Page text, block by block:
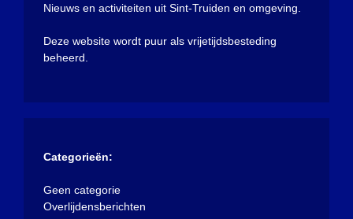
Nieuws en activiteiten uit Sint-Truiden en omgeving.
Deze website wordt puur als vrijetijdsbesteding
beheerd.
Categorieën:
Geen categorie
Overlijdensberichten